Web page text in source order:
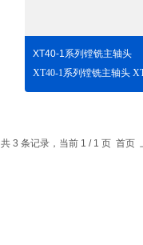
XT40-1系列镗铣主轴头
共 3 条记录，当前 1 / 1 页 首